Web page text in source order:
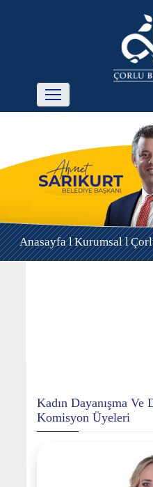
Anasayfa lKurumsal l
Kadın Dayanışma Ve
Komisyon Üyeleri